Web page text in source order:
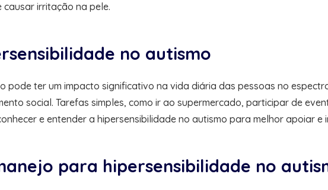
irritação na pele.
no autismo
pode ter um impacto significativo na vida diária das pessoas no
social. Tarefas simples, como ir ao supermercado, participar de
e entender a hipersensibilidade no autismo para melhor apoiar
para hipersensibilidade no